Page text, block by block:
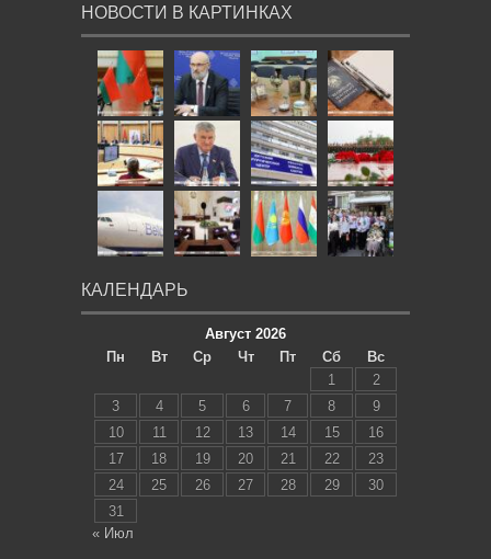
НОВОСТИ В КАРТИНКАХ
КАЛЕНДАРЬ
Август 2026
Пн
Вт Ср Чт Пт Сб
Вс
1
2
3
4 5 6 7 8
9
10
11 12 13 14 15
16
17
18 19 20 21 22
23
24
25 26 27 28 29
30
31
« Июл